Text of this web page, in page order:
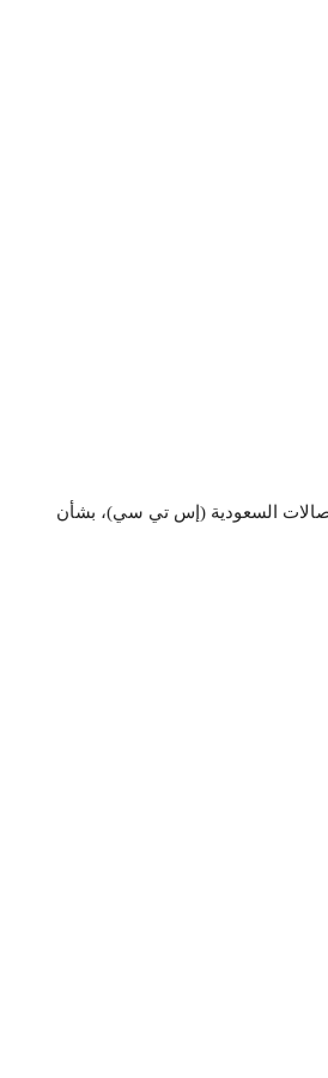
السعودية (إس تي سي)، بشأن